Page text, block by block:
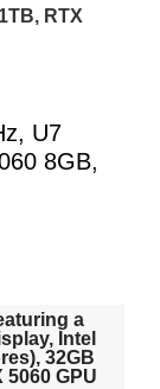
RTX
U7
8GB,
a
Intel
32GB
5060 GPU